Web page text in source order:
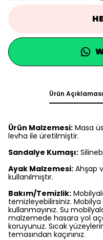
Ürün Açıklaması
Ürün Malzemesi: Masa
levha ile üretilmiştir.
Sandalye Kumaşı:
Ayak Malzemesi: Ahşap
kullanılmıştır.
Bakım/Temizlik:
temizleyebilirsiniz.
kullanmayınız. Su
malzemede hasara yol
koruyunuz. Sıcak
temasından kaçınınız.